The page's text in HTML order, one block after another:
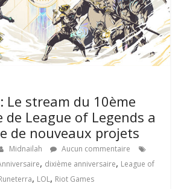
Le stream du 10ème
League of Legends a
de nouveaux projets
Midnailah
Aucun commentaire
, dixième anniversaire, League of
, LOL, Riot Games